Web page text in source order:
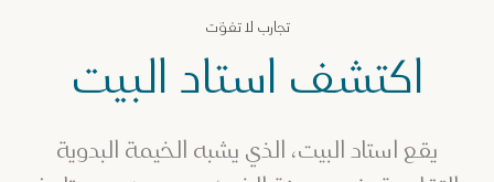
المغامرات والرياضات
تجارب لا تفوّت
اكتشف استاد البيت
يقع استاد البيت، الذي يشبه الخيمة البدوية